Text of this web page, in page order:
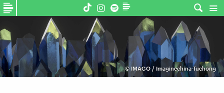
©IMAGO / Imaginechina-Tuchong